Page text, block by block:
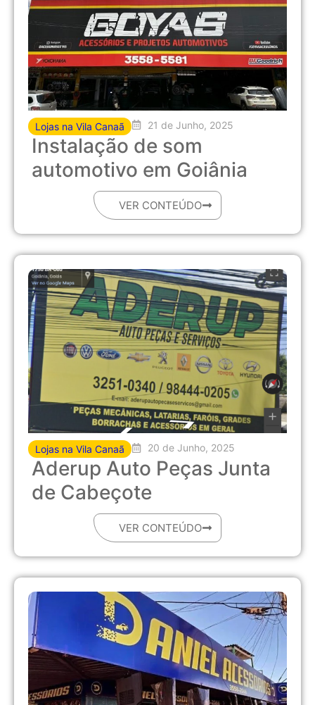
Lojas na Vila Canaã 21 de Junho, 2025
Instalação de som
automotivo em Goiânia
VER CONTEÚDO
Lojas na Vila Canaã 20 de Junho, 2025
Aderup Auto Peças Junta
de Cabeçote
VER CONTEÚDO